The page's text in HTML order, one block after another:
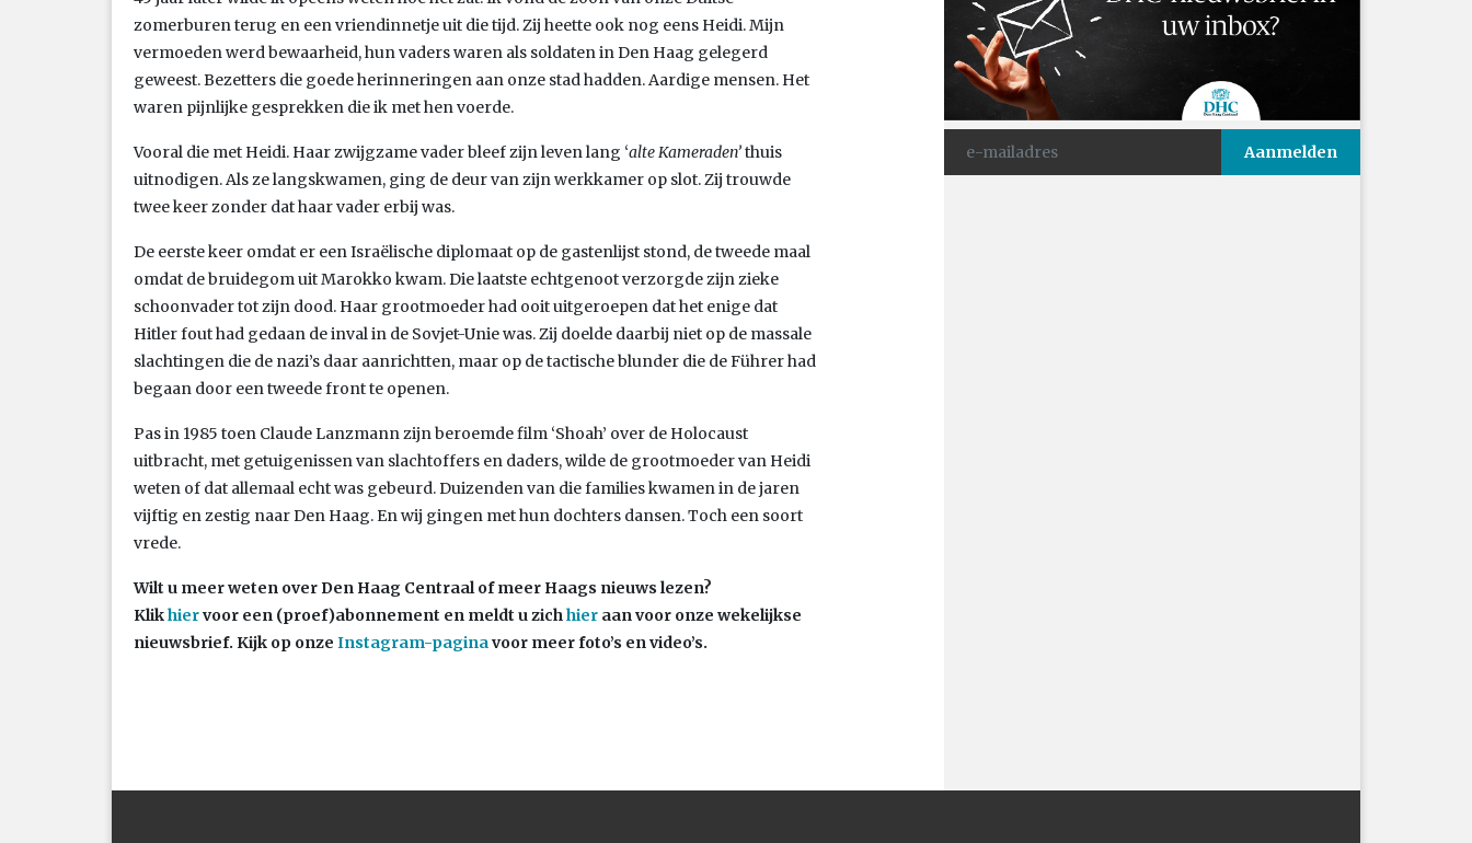
zomerburen terug en een vriendinnetje uit die tijd. Zij heette ook nog eens Heidi. Mijn
vermoeden werd bewaarheid, hun vaders waren als soldaten in Den Haag gelegerd
geweest. Bezetters die goede herinneringen aan onze stad hadden. Aardige mensen. Het
waren pijnlijke gesprekken die ik met hen voerde.
Vooral die met Heidi. Haar zwijgzame vader bleef zijn leven lang ‘alte Kameraden’thuis
uitnodigen. Als ze langskwamen, ging de deur van zijn werkkamer op slot. Zij trouwde
twee keer zonder dat haar vader erbij was.
De eerste keer omdat er een Israëlische diplomaat op de gastenlijst stond, de tweede maal
omdat de bruidegom uit Marokko kwam. Die laatste echtgenoot verzorgde zijn zieke
schoonvader tot zijn dood. Haar grootmoeder had ooit uitgeroepen dat het enige dat
Hitler fout had gedaan de inval in de Sovjet-Unie was. Zij doelde daarbij niet op de massale
slachtingen die de nazi’s daar aanrichtten, maar op de tactische blunder die de Führer had
begaan door een tweede front te openen.
Pas in 1985 toen Claude Lanzmann zijn beroemde film ‘Shoah’ over de Holocaust
uitbracht, met getuigenissen van slachtoffers en daders, wilde de grootmoeder van Heidi
weten of dat allemaal echt was gebeurd. Duizenden van die families kwamen in de jaren
vijftig en zestig naar Den Haag. En wij gingen met hun dochters dansen. Toch een soort
vrede.
Wilt u meer weten over Den Haag Centraal of meer Haags nieuws lezen?
Klikhiervoor een (proef)abonnement en meldt u zich hier aan voor onze wekelijkse
nieuwsbrief. Kijk op onze Instagram-paginavoor meer foto’s en video’s.